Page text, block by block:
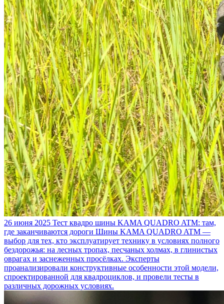
26 июня 2025 Тест квадро шины KAMA QUADRO ATM: там,
где заканчиваются дороги Шины KAMA QUADRO ATM —
выбор для тех, кто эксплуатирует технику в условиях полного
бездорожья: на лесных тропах, песчаных холмах, в глинистых
оврагах и заснеженных просёлках. Эксперты
проанализировали конструктивные особенности этой модели,
спроектированной для квадроциклов, и провели тесты в
различных дорожных условиях.